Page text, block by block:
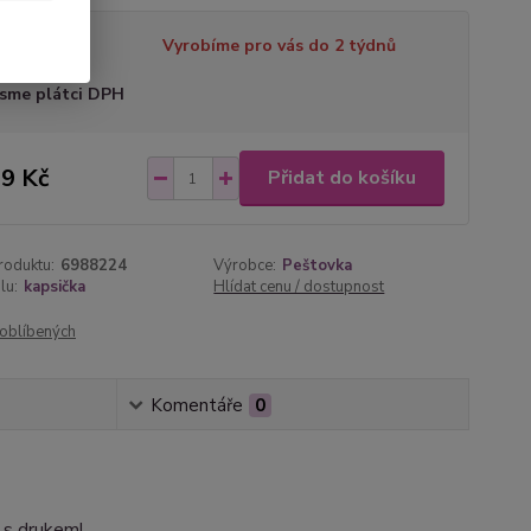
Vyrobíme pro vás do 2 týdnů
plátci DPH
Kč Přidat do košíku
6988224 Výrobce: Peštovka
kapsička Hlídat cenu / dostupnost
Komentáře 0